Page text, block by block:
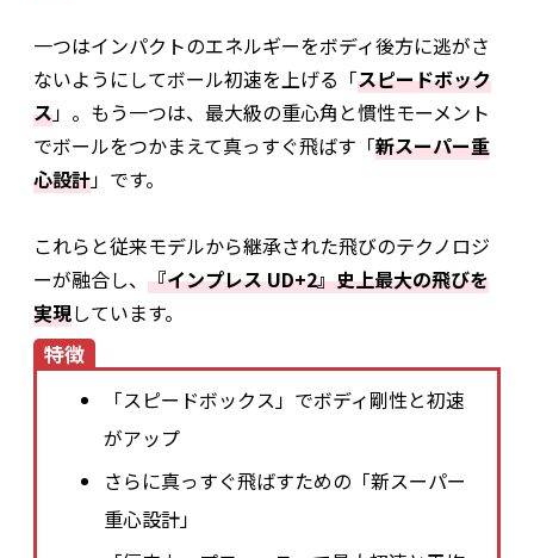
一つはインパクトのエネルギーをボディ後方に逃がさ
ないようにしてボール初速を上げる「スピードボック
ス」。もう一つは、最大級の重心角と慣性モーメント
でボールをつかまえて真っすぐ飛ばす「新スーパー重
心設計」です。
これらと従来モデルから継承された飛びのテクノロジ
ーが融合し、 『インプレス UD+2』史上最大の飛びを
実現しています。
特徴
「スピードボックス」でボディ剛性と初速
がアップ
さらに真っすぐ飛ばすための「新スーパー
重心設計」